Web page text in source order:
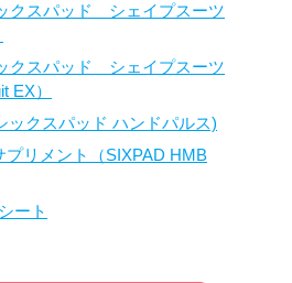
クスパッド シェイプスーツ
クスパッド シェイプスーツ
EX）
ックスパッド ハンドパルス)
リメント（SIXPAD HMB
ート